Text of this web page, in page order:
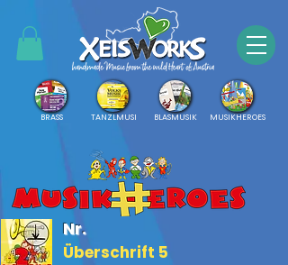
BRASS TANZLMUSI BLASMUSIK MUSIKHEROES
Nr.
Überschrift 5